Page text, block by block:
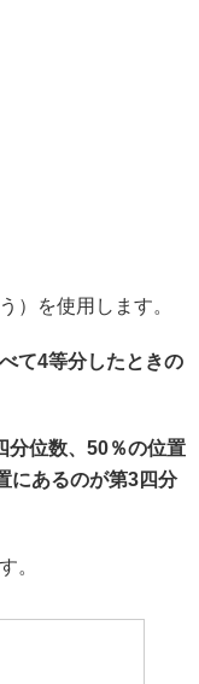
）を使用します。
て4等分したときの
分位数、50％の位置
にあるのが第3四分
。